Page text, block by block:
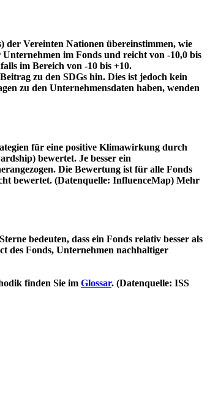
der Vereinten Nationen übereinstimmen, wie
im Fonds und reicht von -10,0 bis
im Bereich von -10 bis +10.
zu den SDGs hin. Dies ist jedoch kein
zu den Unternehmensdaten haben, wenden
für eine positive Klimawirkung durch
bewertet. Je besser ein
Die Bewertung ist für alle Fonds
bewertet. (Datenquelle: InfluenceMap) Mehr
bedeuten, dass ein Fonds relativ besser als
des Fonds, Unternehmen nachhaltiger
finden Sie im Glossar. (Datenquelle: ISS